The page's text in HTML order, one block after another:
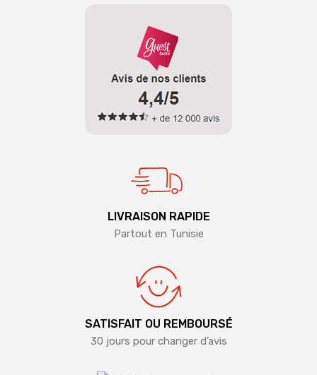
LIVRAISON RAPIDE
Partout en Tunisie
SATISFAIT OU REMBOURSÉ
30 jours pour changer d’avis